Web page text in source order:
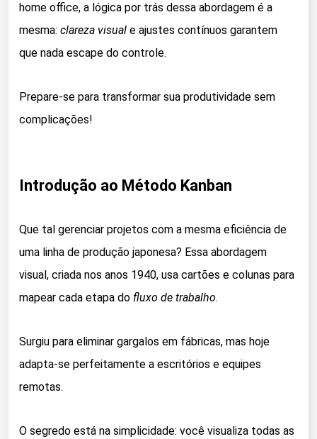
home office, a lógica por trás dessa abordagem é a
mesma: clareza visual e ajustes contínuos garantem
que nada escape do controle.
Prepare-se para transformar sua produtividade sem
complicações!
Introdução ao Método Kanban
Que tal gerenciar projetos com a mesma eficiência de
uma linha de produção japonesa? Essa abordagem
visual, criada nos anos 1940, usa cartões e colunas para
mapear cada etapa do fluxo de trabalho.
Surgiu para eliminar gargalos em fábricas, mas hoje
adapta-se perfeitamente a escritórios e equipes
remotas.
O segredo está na simplicidade: você visualiza todas as